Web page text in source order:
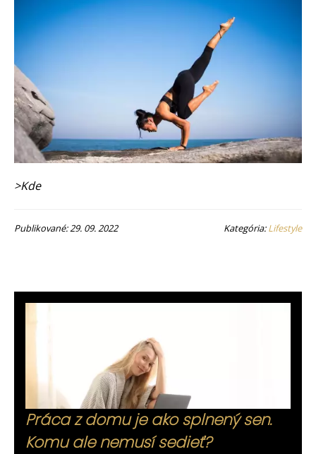
>Kde
Publikované: 29. 09. 2022 Kategória:Lifestyle
Práca z domu je ako splnený sen.
Komu ale nemusí sedieť?